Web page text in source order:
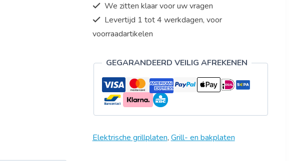
We zitten klaar voor uw vragen
Levertijd 1 tot 4 werkdagen, voor
voorraadartikelen
GEGARANDEERD VEILIG AFREKENEN
Elektrische grillplaten, Grill- en bakplaten